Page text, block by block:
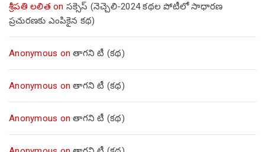
శ్రీపతి లలిత on సక్సెస్ (నెచ్చెలి-2024 కథల పోటీలో సాధారణ
ప్రచురణకు ఎంపికైన కథ)
Anonymous onతాగని టీ (కథ)
Anonymous onతాగని టీ (కథ)
Anonymous onతాగని టీ (కథ)